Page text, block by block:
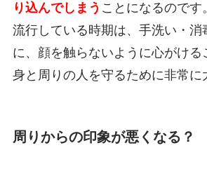
り込んでしまう ことになるので
流行している時期は、手洗い・消
に、顔を触らないように心がける
身と周りの人を守るために非常に
周りからの印象が悪くなる？